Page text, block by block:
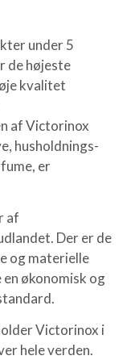
under 5
de højeste
kvalitet
af Victorinox
husholdnings-
er
af
Der er de
og materielle
økonomisk og
Victorinox i
hele verden.